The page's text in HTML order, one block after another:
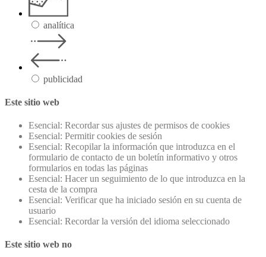
analítica
publicidad
Este sitio web
Esencial: Recordar sus ajustes de permisos de cookies
Esencial: Permitir cookies de sesión
Esencial: Recopilar la información que introduzca en el
formulario de contacto de un boletín informativo y otros
formularios en todas las páginas
Esencial: Hacer un seguimiento de lo que introduzca en la
cesta de la compra
Esencial: Verificar que ha iniciado sesión en su cuenta de
usuario
Esencial: Recordar la versión del idioma seleccionado
Este sitio web no